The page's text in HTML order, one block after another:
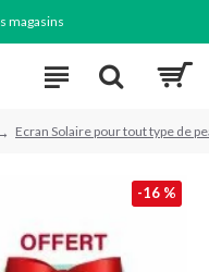
magasins
Ecran Solaire pour tout type de
-16 %